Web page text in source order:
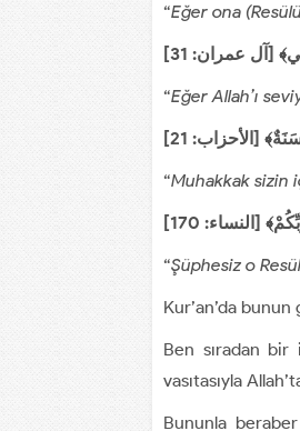
“Eğer ona
“Eğer Allah’ı
“Muhakkak sizin
“Şüphesiz o
Kur’an’da
Ben sıradan bir
vasıtasıyla
Bununla